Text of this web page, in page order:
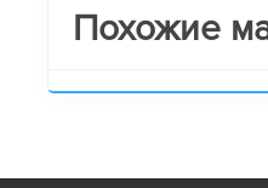
Похожие